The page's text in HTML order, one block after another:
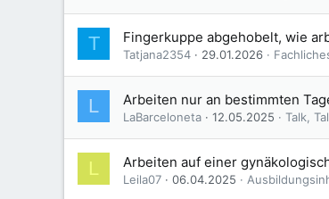
T Fingerkuppe abgehobelt, wie
Tatjana2354 29.01.2026
L Arbeiten nur an bestimmten
LaBarceloneta 12.05.2025 Talk,
L Arbeiten auf einer
Leila07 06.04.2025